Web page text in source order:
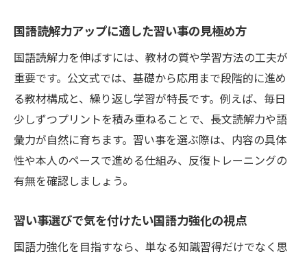
国語読解力アップに適した習い事の見極め方
国語読解力を伸ばすには、教材の質や学習方法の工夫が
重要です。公文式では、基礎から応用まで段階的に進め
る教材構成と、繰り返し学習が特長です。例えば、毎日
少しずつプリントを積み重ねることで、長文読解力や語
彙力が自然に育ちます。習い事を選ぶ際は、内容の具体
性や本人のペースで進める仕組み、反復トレーニングの
有無を確認しましょう。
習い事選びで気を付けたい国語力強化の視点
国語力強化を目指すなら、単なる知識習得だけでなく思